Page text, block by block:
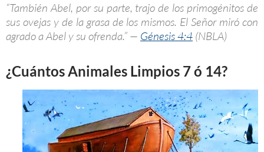
“También Abel, por su parte, trajo de los primogénitos de
sus ovejas y de la grasa de los mismos. El Señor miró con
agrado a Abel y su ofrenda.” — Génesis 4:4 (NBLA)
¿Cuántos Animales Limpios 7 ó 14?